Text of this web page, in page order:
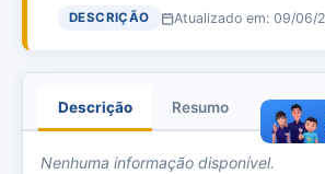
DESCRIÇÃO Atualizado em: 09/06/
Descrição Resumo Anexos
Nenhuma informação disponível.